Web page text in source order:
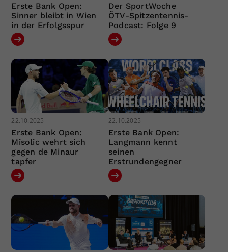
Erste Bank Open:
Sinner bleibt in Wien
in der Erfolgsspur
Der SportWoche
ÖTV-Spitzentennis-
Podcast: Folge 9
22.10.2025
Erste Bank Open:
Misolic wehrt sich
gegen de Minaur
tapfer
22.10.2025
Erste Bank Open:
Langmann kennt
seinen
Erstrundengegner